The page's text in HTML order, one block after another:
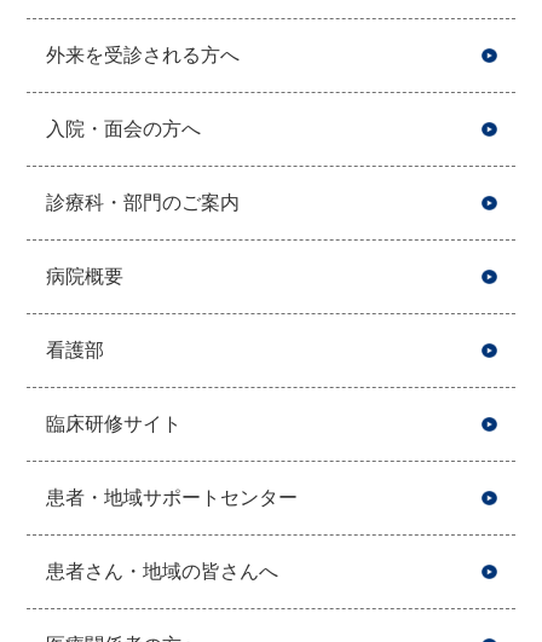
外来を受診される方へ
入院・面会の方へ
診療科・部門のご案内
病院概要
看護部
臨床研修サイト
患者・地域サポートセンター
患者さん・地域の皆さんへ